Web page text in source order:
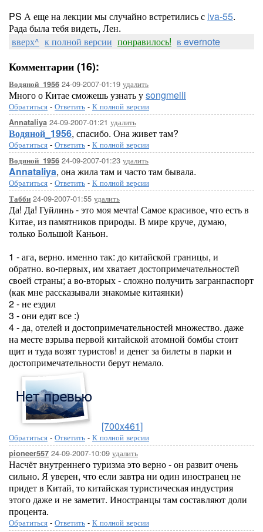
PS А еще на лекции мы случайно встретились с iva-55.
Рада была тебя видеть, Лен.
вверх^ к полной версии понравилось! в evernote
Комментарии (16):
Водяной_1956 24-09-2007-01:19 удалить
Много о Китае сможешь узнать уsongmeili
Обратиться - Ответить - К полной версии
Annataliya 24-09-2007-01:21 удалить
Водяной_1956, спасибо. Она живет там?
Обратиться - Ответить - К полной версии
Водяной_1956 24-09-2007-01:23 удалить
Annataliya, она жила там и часто там бывала.
Обратиться - Ответить - К полной версии
Табби 24-09-2007-01:55 удалить
Да! Да! Гуйлинь - это моя мечта! Самое красивое, что есть в
Китае, из памятников природы. В мире круче, думаю,
только Большой Каньон.
1 - ага, верно. именно так: до китайской границы, и
обратно. во-первых, им хватает достопримечательностей
своей страны; а во-вторых - сложно получить загранпаспорт
(как мне рассказывали знакомые китаянки)
2 - не ездил
3 - они едят все :)
4 - да, отелей и достопримечательностей множество. даже
на месте взрыва первой китайской атомной бомбы стоит
щит и туда возят туристов! и денег за билеты в парки и
достопримечательности берут немало.
[700x461]
Обратиться - Ответить - К полной версии
pioneer557 24-09-2007-10:09 удалить
Насчёт внутреннего туризма это верно - он развит очень
сильно. Я уверен, что если завтра ни один иностранец не
придет в Китай, то китайская туристическая индустрия
этого даже и не заметит. Иностранцы там составляют доли
процента.
Обратиться - Ответить - К полной версии